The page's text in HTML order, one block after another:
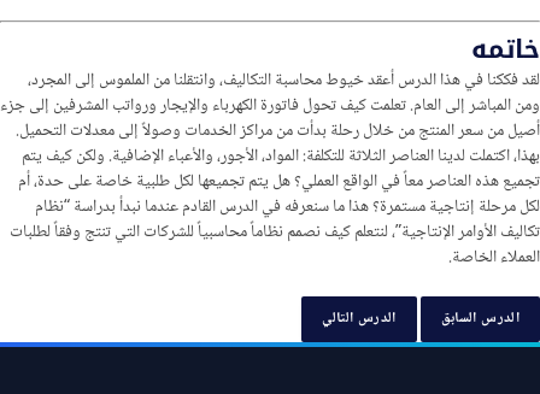
خاتمه
لقد فككنا في هذا الدرس أعقد خيوط محاسبة التكاليف، وانتقلنا من الملموس إلى المجرد،
ومن المباشر إلى العام. تعلمت كيف تحول فاتورة الكهرباء والإيجار ورواتب المشرفين إلى جزء
أصيل من سعر المنتج من خلال رحلة بدأت من مراكز الخدمات وصولاً إلى معدلات التحميل.
بهذا، اكتملت لدينا العناصر الثلاثة للتكلفة: المواد، الأجور، والأعباء الإضافية. ولكن كيف يتم
تجميع هذه العناصر معاً في الواقع العملي؟ هل يتم تجميعها لكل طلبية خاصة على حدة، أم
لكل مرحلة إنتاجية مستمرة؟ هذا ما سنعرفه في الدرس القادم عندما نبدأ بدراسة “نظام
تكاليف الأوامر الإنتاجية”، لنتعلم كيف نصمم نظاماً محاسبياً للشركات التي تنتج وفقاً لطلبات
العملاء الخاصة.
الدرس السابق الدرس التالي